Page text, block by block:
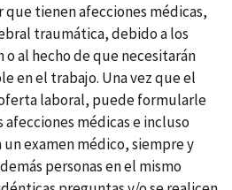
tienen afecciones médicas,
traumática, debido a los
al hecho de que necesitarán
en el trabajo. Una vez que el
laboral, puede formularle
afecciones médicas e incluso
examen médico, siempre y
personas en el mismo